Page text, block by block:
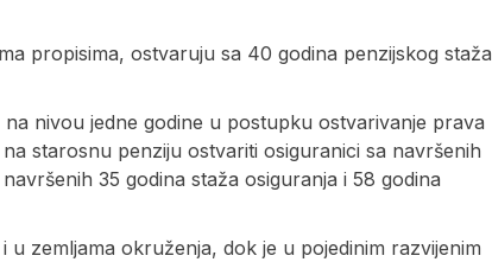
propisima, ostvaruju sa 40 godina penzijskog staža
nivou jedne godine u postupku ostvarivanje prava
starosnu penziju ostvariti osiguranici sa navršenih
35 godina staža osiguranja i 58 godina
zemljama okruženja, dok je u pojedinim razvijenim